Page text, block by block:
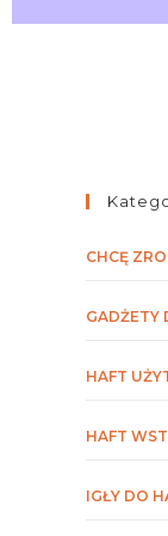
CHCĘ
GADŻETY
HAFT
HAFT
IGŁY DO